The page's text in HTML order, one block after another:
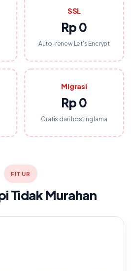
SSL
Rp 0
Auto-renew Let's Encrypt
Migrasi
Rp 0
Gratis dari hosting lama
FITUR
Tidak Murahan